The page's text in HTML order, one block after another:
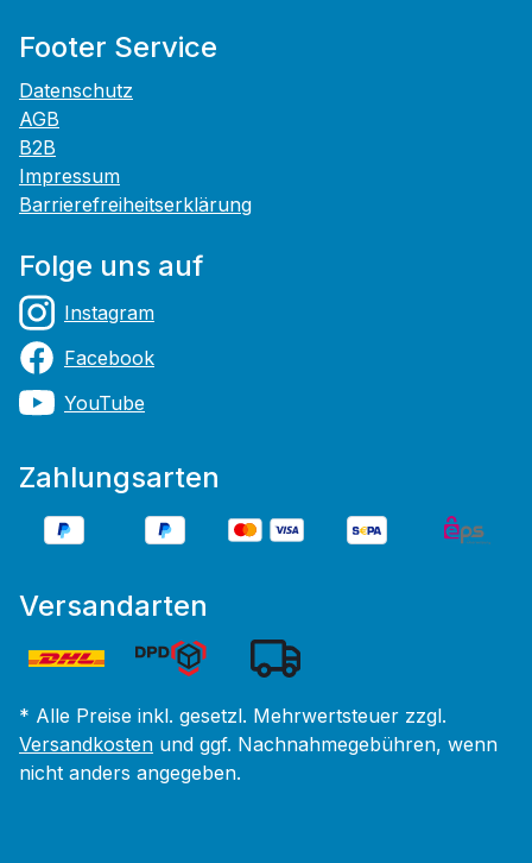
Footer Service
Datenschutz
AGB
B2B
Impressum
Barrierefreiheitserklärung
Folge uns auf
Instagram
Facebook
YouTube
Zahlungsarten
Versandarten
* Alle Preise inkl. gesetzl. Mehrwertsteuer zzgl.
Versandkosten und ggf. Nachnahmegebühren, wenn
nicht anders angegeben.